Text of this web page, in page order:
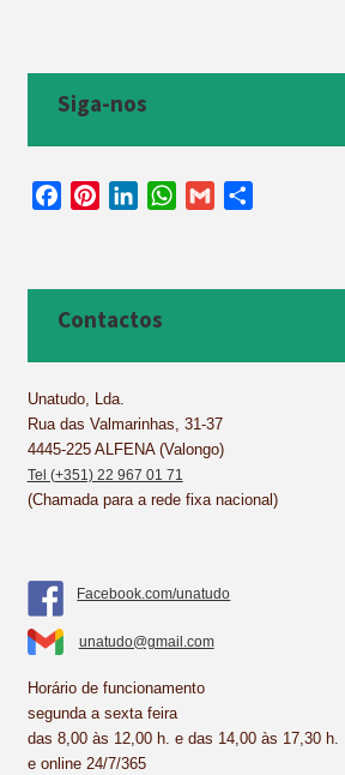
Siga-nos
b
o
k
e
e
s
t
I
W
p
Contactos
Unatudo, Lda.
Rua das Valmarinhas, 31-37
4445-225 ALFENA (Valongo)
Tel (+351) 22 967 01 71
(Chamada para a rede fixa nacional)
Facebook.com/unatudo
unatudo@gmail.com
Horário de funcionamento
segunda a sexta feira
das 8,00 às 12,00 h. e das 14,00 às 17,30 h.
e online 24/7/365